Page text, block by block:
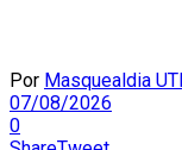
Por Masquealdia
07/08/2026
0